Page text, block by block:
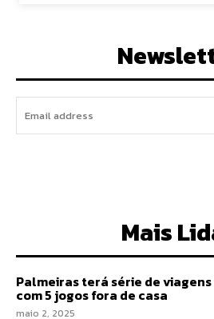
Mais
Palmeiras terá série de
com 5 jogos fora de casa
maio 2, 2025